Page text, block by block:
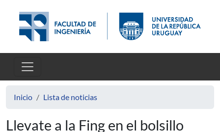
Inicio Lista de noticias
Llevate a la Fing en el bolsillo